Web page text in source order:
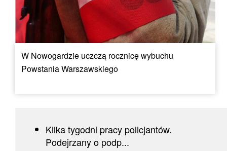
W Nowogardzie uczczą rocznicę wybuchu
Powstania Warszawskiego
Kilka tygodni pracy policjantów.
Podejrzany o podp...